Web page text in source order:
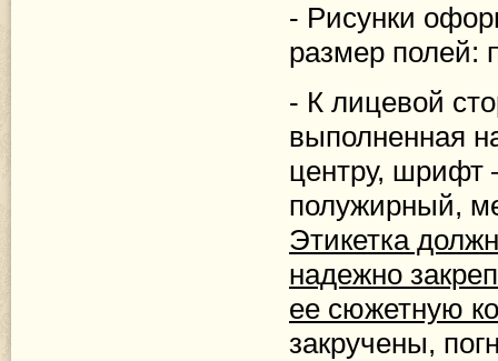
- Рисунки
размер полей:
- К лицевой
выполненная
центру, шрифт
полужирный,
Этикетка
надежно
ее сюжетную
закручены,